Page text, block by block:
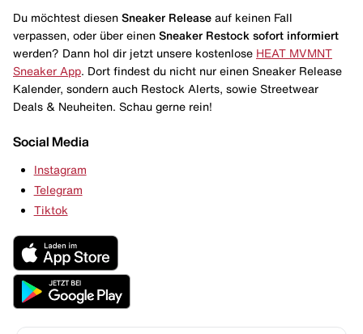
Du möchtest diesen Sneaker Release auf keinen Fall
verpassen, oder über einen Sneaker Restock sofort informiert
werden? Dann hol dir jetzt unsere kostenlose HEAT MVMNT
Sneaker App . Dort findest du nicht nur einen Sneaker Release
Kalender, sondern auch Restock Alerts, sowie Streetwear
Deals & Neuheiten. Schau gerne rein!
Social Media
Instagram
Telegram
Tiktok